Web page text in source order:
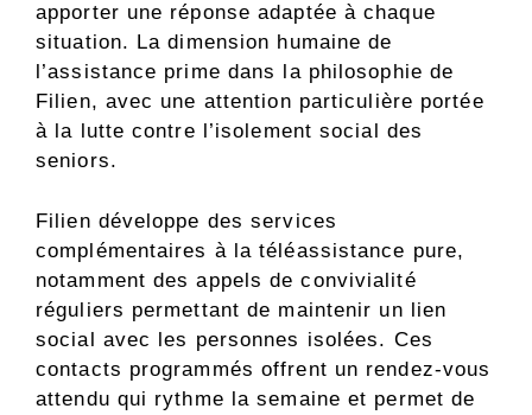
apporter une réponse adaptée à chaque
situation. La dimension humaine de
l’assistance prime dans la philosophie de
Filien, avec une attention particulière portée
à la lutte contre l’isolement social des
seniors.
Filien développe des services
complémentaires à la téléassistance pure,
notamment des appels de convivialité
réguliers permettant de maintenir un lien
social avec les personnes isolées. Ces
contacts programmés offrent un rendez-vous
attendu qui rythme la semaine et permet de